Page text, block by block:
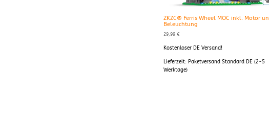
ZKZC® Ferris Wheel MOC inkl. Motor
Beleuchtung
29,99€
Kostenloser DE Versand!
Lieferzeit:Paketversand Standard DE (2-5
Werktage)